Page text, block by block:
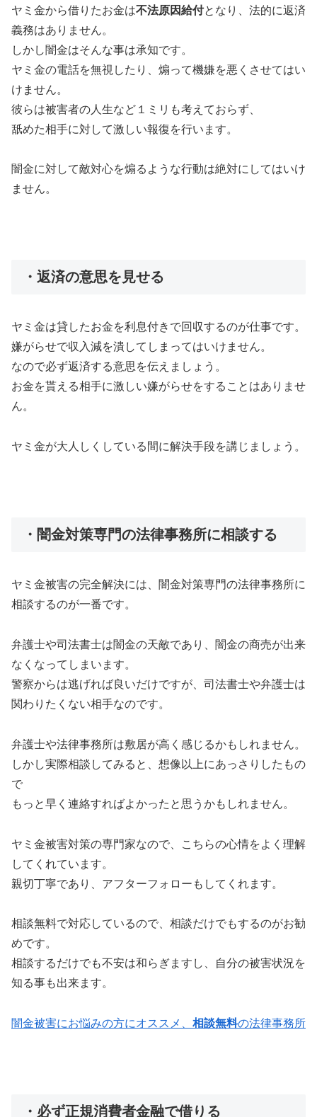
ヤミ金から借りたお金は不法原因給付となり、法的に返済
義務はありません。
しかし闇金はそんな事は承知です。
ヤミ金の電話を無視したり、煽って機嫌を悪くさせてはい
けません。
彼らは被害者の人生など１ミリも考えておらず、
舐めた相手に対して激しい報復を行います。
闇金に対して敵対心を煽るような行動は絶対にしてはいけ
ません。
・返済の意思を見せる
ヤミ金は貸したお金を利息付きで回収するのが仕事です。
嫌がらせで収入減を潰してしまってはいけません。
なので必ず返済する意思を伝えましょう。
お金を貰える相手に激しい嫌がらせをすることはありませ
ん。
ヤミ金が大人しくしている間に解決手段を講じましょう。
・闇金対策専門の法律事務所に相談する
ヤミ金被害の完全解決には、闇金対策専門の法律事務所に
相談するのが一番です。
弁護士や司法書士は闇金の天敵であり、闇金の商売が出来
なくなってしまいます。
警察からは逃げれば良いだけですが、司法書士や弁護士は
関わりたくない相手なのです。
弁護士や法律事務所は敷居が高く感じるかもしれません。
しかし実際相談してみると、想像以上にあっさりしたもの
で
もっと早く連絡すればよかったと思うかもしれません。
ヤミ金被害対策の専門家なので、こちらの心情をよく理解
してくれています。
親切丁寧であり、アフターフォローもしてくれます。
相談無料で対応しているので、相談だけでもするのがお勧
めです。
相談するだけでも不安は和らぎますし、自分の被害状況を
知る事も出来ます。
闇金被害にお悩みの方にオススメ、 相談無料の法律事務所
・必ず正規消費者金融で借りる